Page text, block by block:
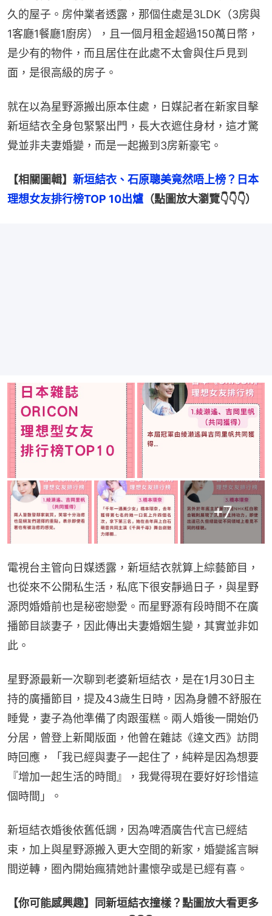
久的屋子。房仲業者透露，那個住處是3LDK（3房與
1客廳1餐廳1廚房），且一個月租金超過150萬日幣，
是少有的物件，而且居住在此處不太會與住戶見到
面，是很高級的房子。
就在以為星野源搬出原本住處，日媒記者在新家目擊
新垣結衣全身包緊緊出門，長大衣遮住身材，這才驚
覺並非夫妻婚變，而是一起搬到3房新豪宅。
【相關圖輯】 新垣結衣、石原聰美竟然唔上榜？日本
理想女友排行榜TOP 10出爐 （點圖放大瀏覽👇👇👇）
+7
電視台主管向日媒透露，新垣結衣就算上綜藝節目，
也從來不公開私生活，私底下很安靜過日子，與星野
源閃婚婚前也是秘密戀愛。而星野源有段時間不在廣
播節目談妻子，因此傳出夫妻婚姻生變，其實並非如
此。
星野源最新一次聊到老婆新垣結衣，是在1月30日主
持的廣播節目，提及43歲生日時，因為身體不舒服在
睡覺，妻子為他準備了肉跟蛋糕。兩人婚後一開始仍
分居，曾登上新聞版面，他曾在雜誌《達文西》訪問
時回應，「我已經與妻子一起住了，純粹是因為想要
『增加一起生活的時間』，我覺得現在要好好珍惜這
個時間」。
新垣結衣婚後依舊低調，因為啤酒廣告代言已經結
束，加上與星野源搬入更大空間的新家，婚變謠言瞬
間逆轉，圈內開始瘋猜她計畫懷孕或是已經有喜。
【你可能感興趣】同新垣結衣撞樣？點圖放大看更多